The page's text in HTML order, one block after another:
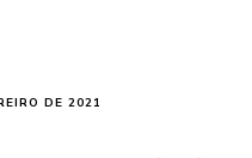
DE 2021